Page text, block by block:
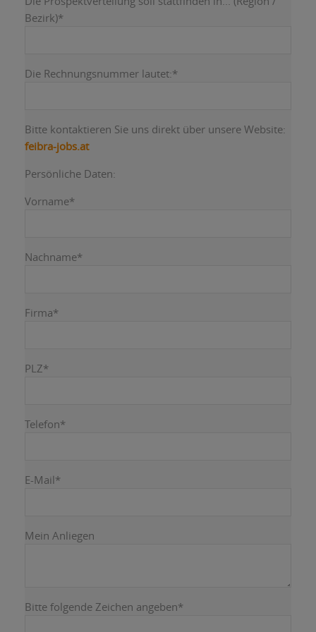
Bezirk)*
Die Rechnungsnummer lautet:*
Bitte kontaktieren Sie uns direkt über unsere Website:
feibra-jobs.at
Persönliche Daten:
Vorname*
Nachname*
Firma*
PLZ*
Telefon*
E-Mail*
Mein Anliegen
Bitte folgende Zeichen angeben*